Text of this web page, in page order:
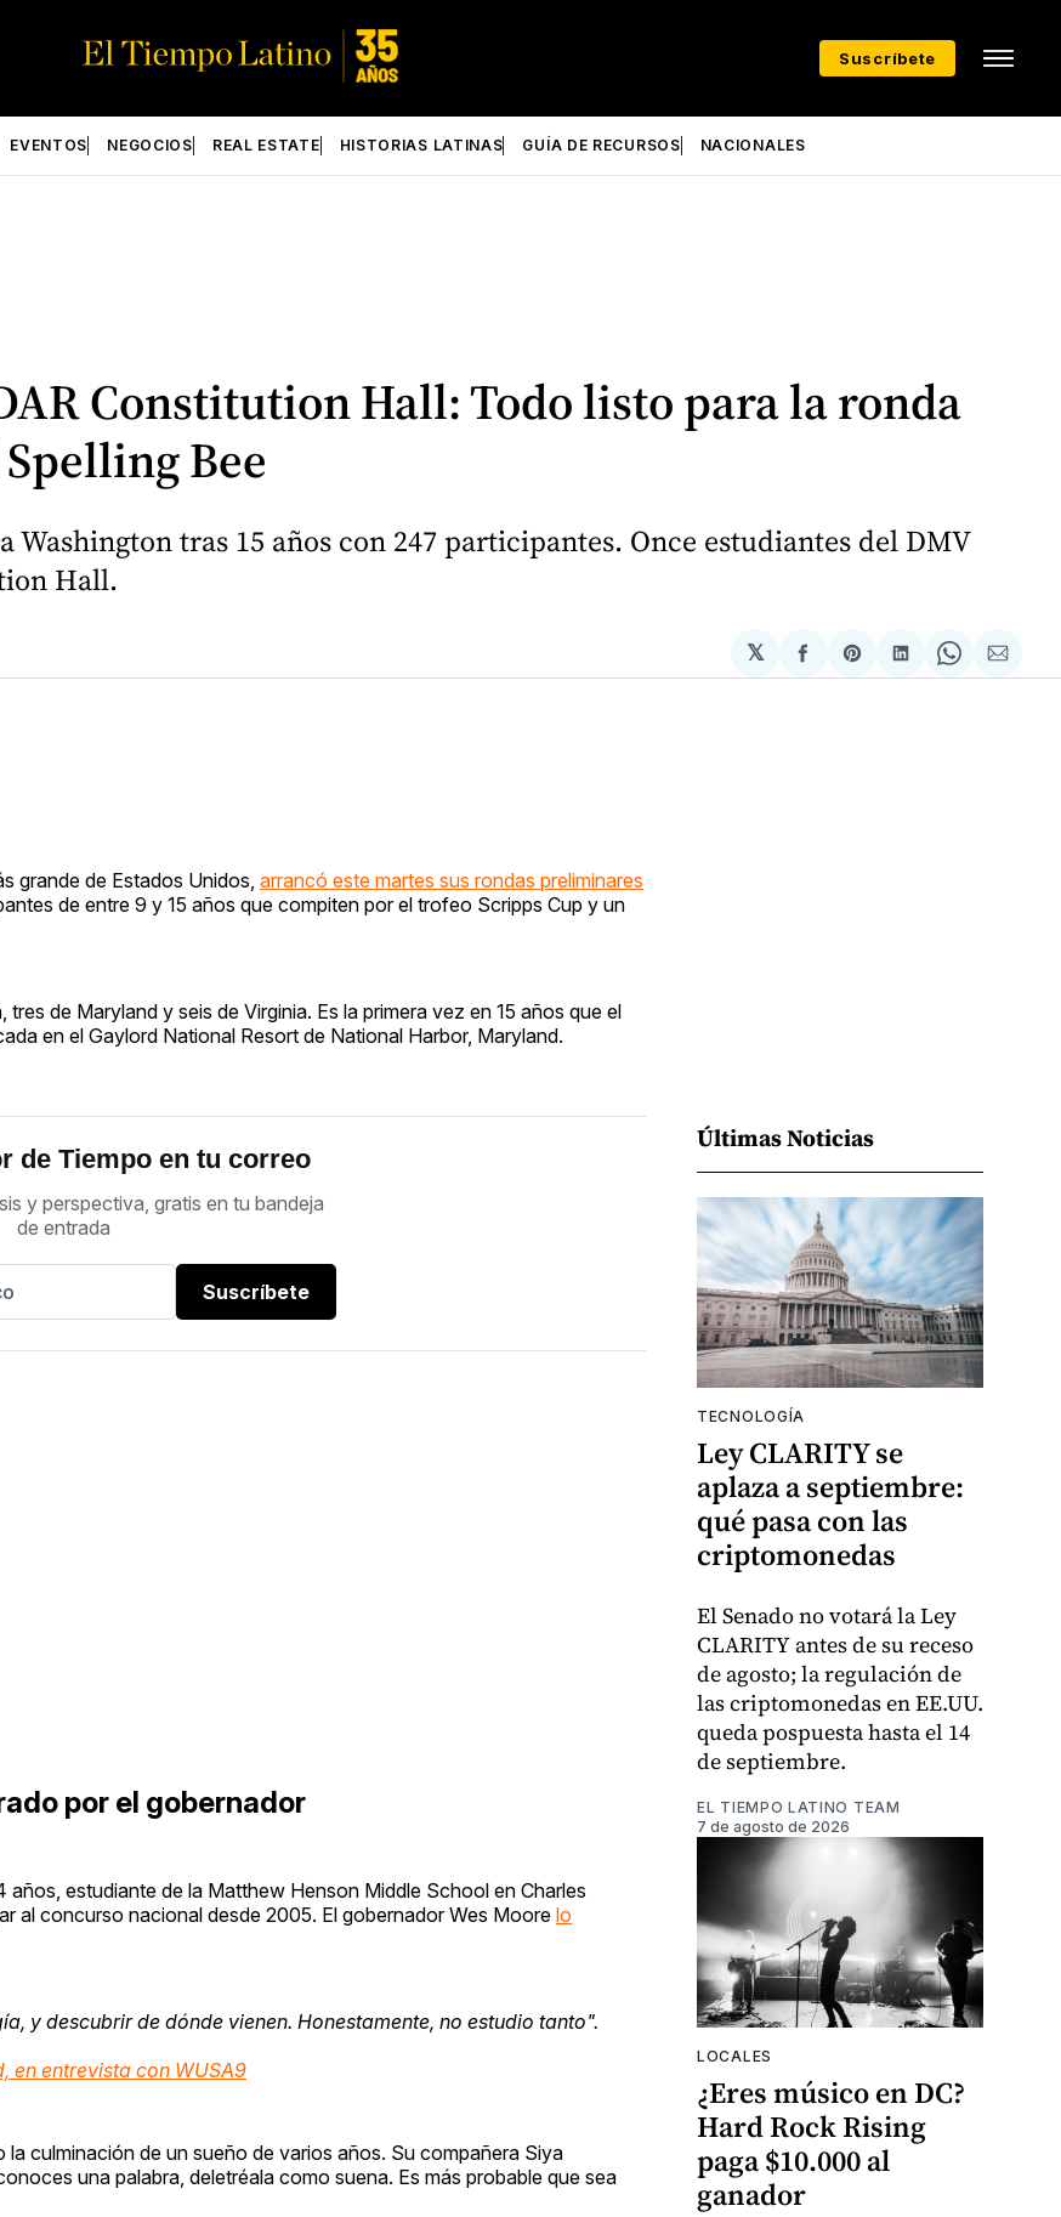
Suscríbete
EVENTOS NEGOCIOS REAL ESTATE HISTORIAS LATINAS GUÍA DE RECURSOS NACIONALES
Constitution Hall: Todo listo para la ronda
Bee
tras 15 años con 247 participantes. Once estudiantes del DMV
Hall.
𝕏
Compartir
en
Share
on
Compartir
en
Share
on
via
grande de Estados Unidos, arrancó este martes sus rondas preliminares
de entre 9 y 15 años que compiten por el trofeo Scripps Cup y un
de Maryland y seis de Virginia. Es la primera vez en 15 años que el
en el Gaylord National Resort de National Harbor, Maryland.
de Tiempo en tu correo
y perspectiva, gratis en tu bandeja
de entrada
Suscríbete
por el gobernador
estudiante de la Matthew Henson Middle School en Charles
al concurso nacional desde 2005. El gobernador Wes Moore lo
y descubrir de dónde vienen. Honestamente, no estudio tanto".
en entrevista con WUSA9
culminación de un sueño de varios años. Su compañera Siya
una palabra, deletréala como suena. Es más probable que sea
Últimas Noticias
TECNOLOGÍA
Ley CLARITY se
aplaza a septiembre:
qué pasa con las
criptomonedas
El Senado no votará la Ley
CLARITY antes de su receso
de agosto; la regulación de
las criptomonedas en EE.UU.
queda pospuesta hasta el 14
de septiembre.
EL TIEMPO LATINO TEAM
7 de agosto de 2026
LOCALES
¿Eres músico en DC?
Hard Rock Rising
paga $10.000 al
ganador